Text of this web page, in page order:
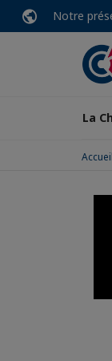
Notre
La
Accueil